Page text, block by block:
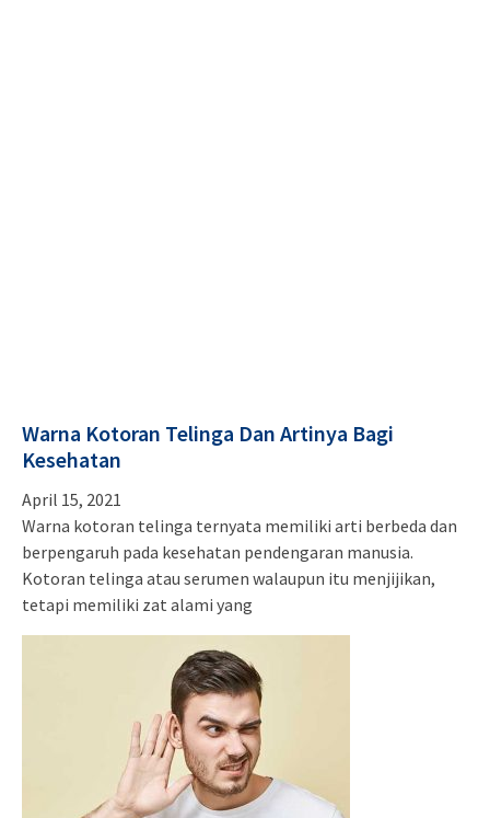
Warna Kotoran Telinga Dan Artinya Bagi
Kesehatan
April 15, 2021
Warna kotoran telinga ternyata memiliki arti berbeda dan
berpengaruh pada kesehatan pendengaran manusia.
Kotoran telinga atau serumen walaupun itu menjijikan,
tetapi memiliki zat alami yang